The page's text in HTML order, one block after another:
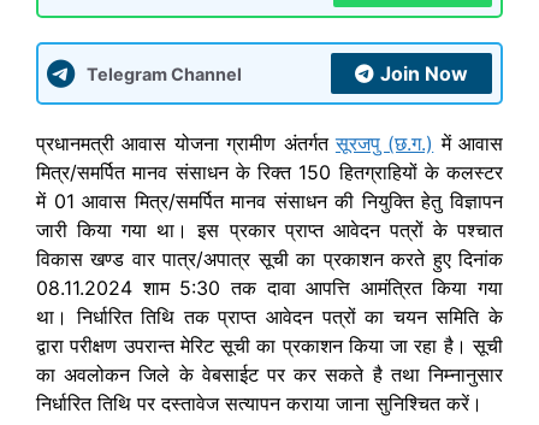
Telegram Channel Join Now
प्रधानमत्री आवास योजना ग्रामीण अंतर्गतसूरजपु (छ.ग.) में आवास
मित्र/समर्पित मानव संसाधन के रिक्त 150 हितग्राहियों के कलस्टर
में 01 आवास मित्र/समर्पित मानव संसाधन की नियुक्ति हेतु विज्ञापन
जारी किया गया था। इस प्रकार प्राप्त आवेदन पत्रों के पश्चात
विकास खण्ड वार पात्र/अपात्र सूची का प्रकाशन करते हुए दिनांक
08.11.2024 शाम 5:30 तक दावा आपत्ति आमंत्रित किया गया
था। निर्धारित तिथि तक प्राप्त आवेदन पत्रों का चयन समिति के
द्वारा परीक्षण उपरान्त मेरिट सूची का प्रकाशन किया जा रहा है। सूची
का अवलोकन जिले के वेबसाईट पर कर सकते है तथा निम्नानुसार
निर्धारित तिथि पर दस्तावेज सत्यापन कराया जाना सुनिश्चित करें।